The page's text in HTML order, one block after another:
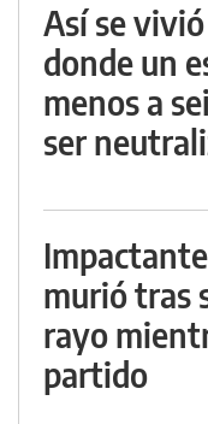
Así se
donde un
menos a
ser
murió tras
rayo
partido